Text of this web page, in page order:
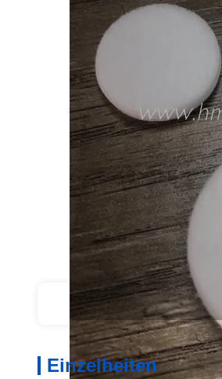
Einzelheiten
Einzelheiten